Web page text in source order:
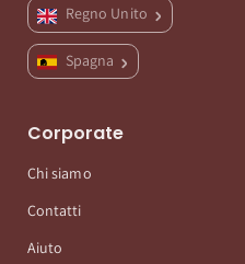
Regno Unito
Spagna
Corporate
Chi siamo
Contatti
Aiuto